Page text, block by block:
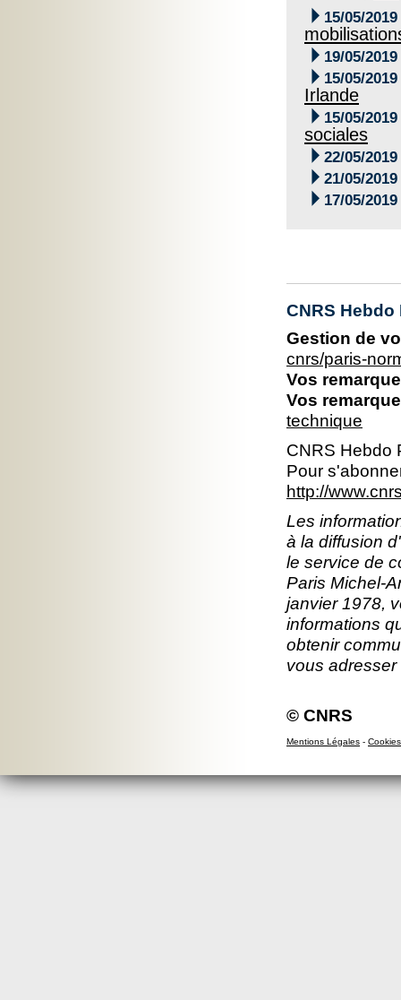
 15/05/2019
 19/05/2019
 15/05/2019
Irlande
 15/05/2019
sociales
 22/05/2019
 21/05/2019
 17/05/2019
CNRS
Gestion de
cnrs/paris-
Vos
Vos
technique
CNRS Hebdo
Pour
http://
Les
à la diffusion
le service de
Paris Michel-
janvier 1978,
informations
obtenir
vous
© CNRS
Mentions Légales - Cookies